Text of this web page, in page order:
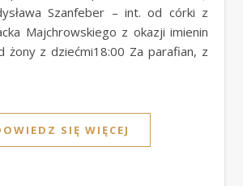
Szanfeber – int. od córki z
Majchrowskiego z okazji imienin
żony z dziećmi18:00 Za parafian, z
SIĘ WIĘCEJ